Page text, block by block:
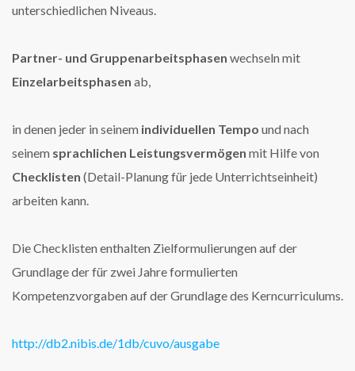
unterschiedlichen Niveaus.
Partner- und Gruppenarbeitsphasen wechseln mit
Einzelarbeitsphasen ab,
in denen jeder in seinem individuellen Tempo und nach
seinem sprachlichen Leistungsvermögen mit Hilfe von
Checklisten (Detail-Planung für jede Unterrichtseinheit)
arbeiten kann.
Die Checklisten enthalten Zielformulierungen auf der
Grundlage der für zwei Jahre formulierten
Kompetenzvorgaben auf der Grundlage des Kerncurriculums.
http://db2.nibis.de/1db/cuvo/ausgabe